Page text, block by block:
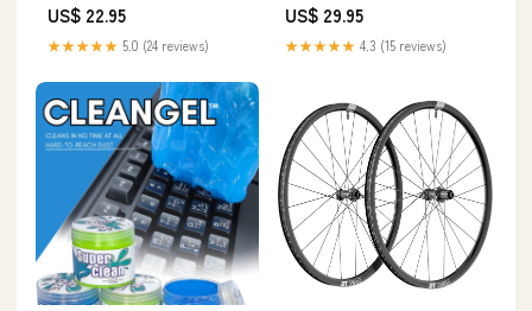
Kunststoffmaterial Dichtband
US$ 22.95
★★★★★ 5.0 (24 reviews)
Schaumgenerator | Passend für
die meisten
Standardarmaturen |
US$ 29.95
★★★★★ 4.3 (15 reviews)